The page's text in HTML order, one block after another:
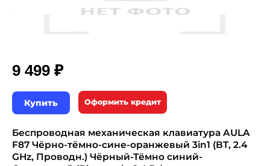
9 499 ₽
Купить Оформить кредит
Беспроводная механическая клавиатура AULA
F87 Чёрно-тёмно-сине-оранжевый 3in1 (BT, 2.4
GHz, Проводн.) Чёрный-Тёмно синий-